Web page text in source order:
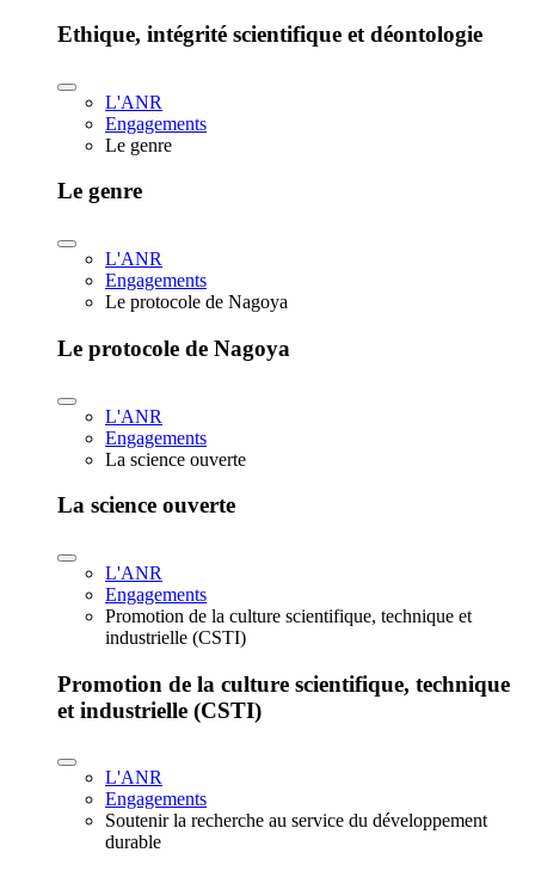
Ethique, intégrité scientifique et déontologie
L'ANR
Engagements
Le genre
Le genre
L'ANR
Engagements
Le protocole de Nagoya
Le protocole de Nagoya
L'ANR
Engagements
La science ouverte
La science ouverte
L'ANR
Engagements
Promotion de la culture scientifique, technique et
industrielle (CSTI)
Promotion de la culture scientifique, technique
et industrielle (CSTI)
L'ANR
Engagements
Soutenir la recherche au service du développement
durable